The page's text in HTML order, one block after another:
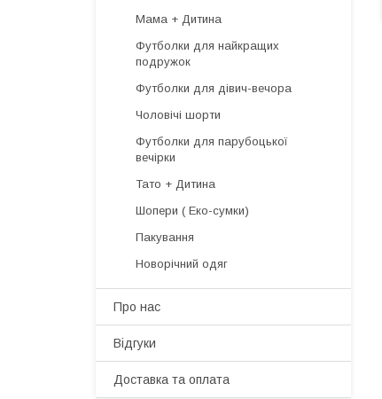
Мама + Дитина
Футболки для найкращих
подружок
Футболки для дівич-вечора
Чоловічі шорти
Футболки для парубоцької
вечірки
Тато + Дитина
Шопери ( Еко-сумки)
Пакування
Новорічний одяг
Про нас
Відгуки
Доставка та оплата